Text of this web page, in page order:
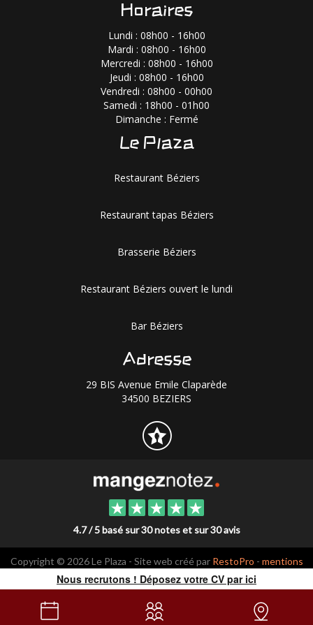
Horaires
Lundi : 08h00 - 16h00
Mardi : 08h00 - 16h00
Mercredi : 08h00 - 16h00
Jeudi : 08h00 - 16h00
Vendredi : 08h00 - 00h00
Samedi : 18h00 - 01h00
Dimanche : Fermé
Le Plaza
Restaurant Béziers
Restaurant tapas Béziers
Brasserie Béziers
Restaurant Béziers ouvert le lundi
Bar Béziers
Adresse
29 BIS Avenue Emile Claparède
34500 BEZIERS
4.7 / 5 basé sur 30 notes et sur 30 avis
Copyright © 2026 Le Plaza - Site web créé par RestoPro - mentions
légales
Nous recrutons ! Déposez votre CV par ici